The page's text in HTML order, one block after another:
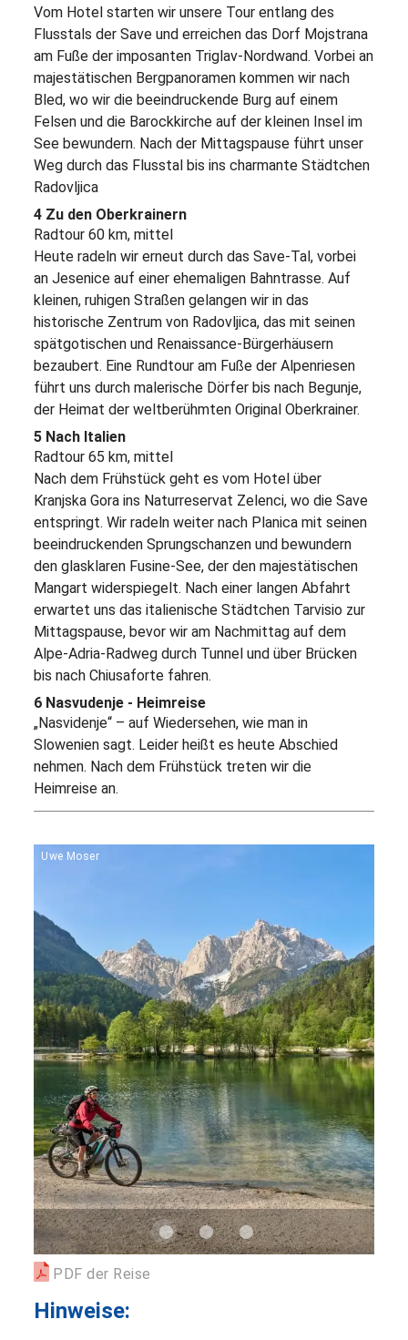
Vom Hotel starten wir unsere Tour entlang des
Flusstals der Save und erreichen das Dorf Mojstrana
am Fuße der imposanten Triglav-Nordwand. Vorbei an
majestätischen Bergpanoramen kommen wir nach
Bled, wo wir die beeindruckende Burg auf einem
Felsen und die Barockkirche auf der kleinen Insel im
See bewundern. Nach der Mittagspause führt unser
Weg durch das Flusstal bis ins charmante Städtchen
Radovljica
4 Zu den Oberkrainern
Radtour 60 km, mittel
Heute radeln wir erneut durch das Save-Tal, vorbei
an Jesenice auf einer ehemaligen Bahntrasse. Auf
kleinen, ruhigen Straßen gelangen wir in das
historische Zentrum von Radovljica, das mit seinen
spätgotischen und Renaissance-Bürgerhäusern
bezaubert. Eine Rundtour am Fuße der Alpenriesen
führt uns durch malerische Dörfer bis nach Begunje,
der Heimat der weltberühmten Original Oberkrainer.
5 Nach Italien
Radtour 65 km, mittel
Nach dem Frühstück geht es vom Hotel über
Kranjska Gora ins Naturreservat Zelenci, wo die Save
entspringt. Wir radeln weiter nach Planica mit seinen
beeindruckenden Sprungschanzen und bewundern
den glasklaren Fusine-See, der den majestätischen
Mangart widerspiegelt. Nach einer langen Abfahrt
erwartet uns das italienische Städtchen Tarvisio zur
Mittagspause, bevor wir am Nachmittag auf dem
Alpe-Adria-Radweg durch Tunnel und über Brücken
bis nach Chiusaforte fahren.
6 Nasvudenje - Heimreise
„Nasvidenje“ – auf Wiedersehen, wie man in
Slowenien sagt. Leider heißt es heute Abschied
nehmen. Nach dem Frühstück treten wir die
Heimreise an.
Uwe Moser
PDF der Reise
Hinweise: